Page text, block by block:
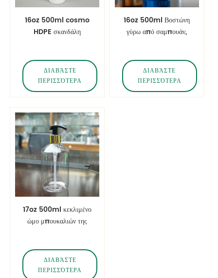
16oz 500ml cosmo
HDPE σκανδάλη
υγρό
ΔΙΑΒΆΣΤΕ
ΠΕΡΙΣΣΌΤΕΡΑ
16oz 500ml Βοστώνη
γύρω από σαμπουάν,
ΔΙΑΒΆΣΤΕ
ΠΕΡΙΣΣΌΤΕΡΑ
17oz 500ml κεκλιμένο
ώμο μπουκαλιών της
ΔΙΑΒΆΣΤΕ
ΠΕΡΙΣΣΌΤΕΡΑ